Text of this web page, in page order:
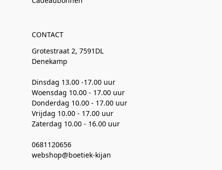
CONTACT
Grotestraat 2, 7591DL
Denekamp
Dinsdag 13.00 -17.00 uur
Woensdag 10.00 - 17.00 uur
Donderdag 10.00 - 17.00 uur
Vrijdag 10.00 - 17.00 uur
Zaterdag 10.00 - 16.00 uur
0681120656
webshop@boetiek-kijan